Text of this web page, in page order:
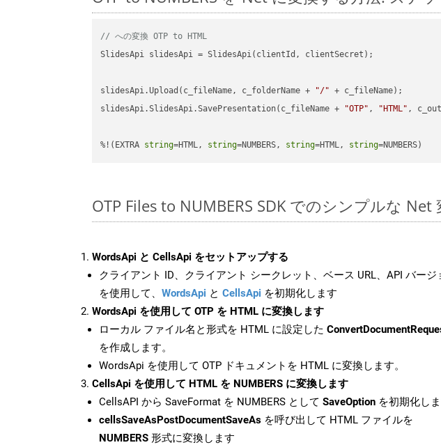
// への変換 OTP to HTML
SlidesApi slidesApi = SlidesApi(clientId, clientSecret);
slidesApi.Upload(c_fileName, c_folderName + "/" + c_fileName);
slidesApi.SlidesApi.SavePresentation(c_fileName +
"OTP" , "HTML" ,
%!(EXTRA string=HTML, string=NUMBERS, string=HTML, string=NUMBERS)
OTP Files to NUMBERS SDK でのシンプルな Net
WordsApi と CellsApi をセットアップする
クライアント ID、クライアント シークレット、ベース URL、API バージ
を使用して、 WordsApi と CellsApi を初期化します
WordsApi を使用して OTP を HTML に変換します
ローカル ファイル名と形式を HTML に設定した
を作成します。
WordsApi を使用して OTP ドキュメントを HTML に変換します。
CellsApi を使用して HTML を NUMBERS に変換します
CellsAPI から SaveFormat を NUMBERS として SaveOption を初期化し
cellsSaveAsPostDocumentSaveAs を呼び出して HTML ファイルを
NUMBERS 形式に変換します